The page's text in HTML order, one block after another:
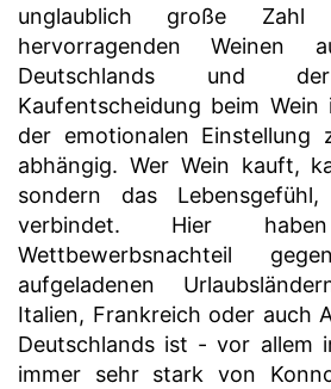
unglaublich große
hervorragenden Weinen
Deutschlands und
Kaufentscheidung beim
der emotionalen Einstellung
abhängig. Wer Wein kauft,
sondern das
verbindet. Hier
Wettbewerbsnachteil
aufgeladenen
Italien, Frankreich oder auch
Deutschlands ist - vor allem
immer sehr stark von